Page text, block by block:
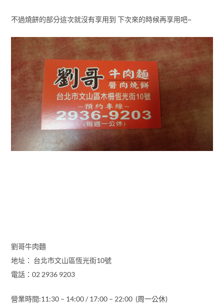
不過燒餅的部分這次就沒有享用到 下次來的時候再享用吧~
劉哥牛肉麵
地址： 台北市文山區恆光街10號
電話：02 2936 9203
營業時間:11:30 – 14:00 / 17:00 – 22:00 (周一公休)